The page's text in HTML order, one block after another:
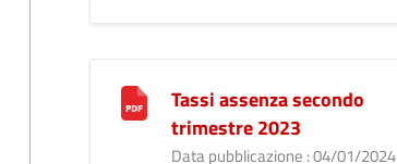
Tassi assenza secondo
trimestre 2023
Data pubblicazione : 04/01/2024